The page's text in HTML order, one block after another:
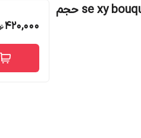
اسپری ضد تعریق زنانه رکسونا ایتالیا مدل se xy bouquet حجم
420,000